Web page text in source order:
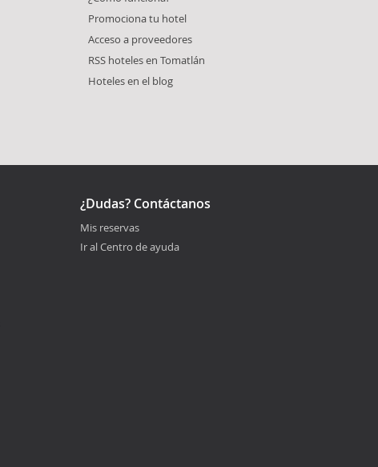
Promociona tu hotel
Acceso a proveedores
RSS hoteles en Tomatlán
Hoteles en el blog
¿Dudas? Contáctanos
Mis reservas
Ir al Centro de ayuda